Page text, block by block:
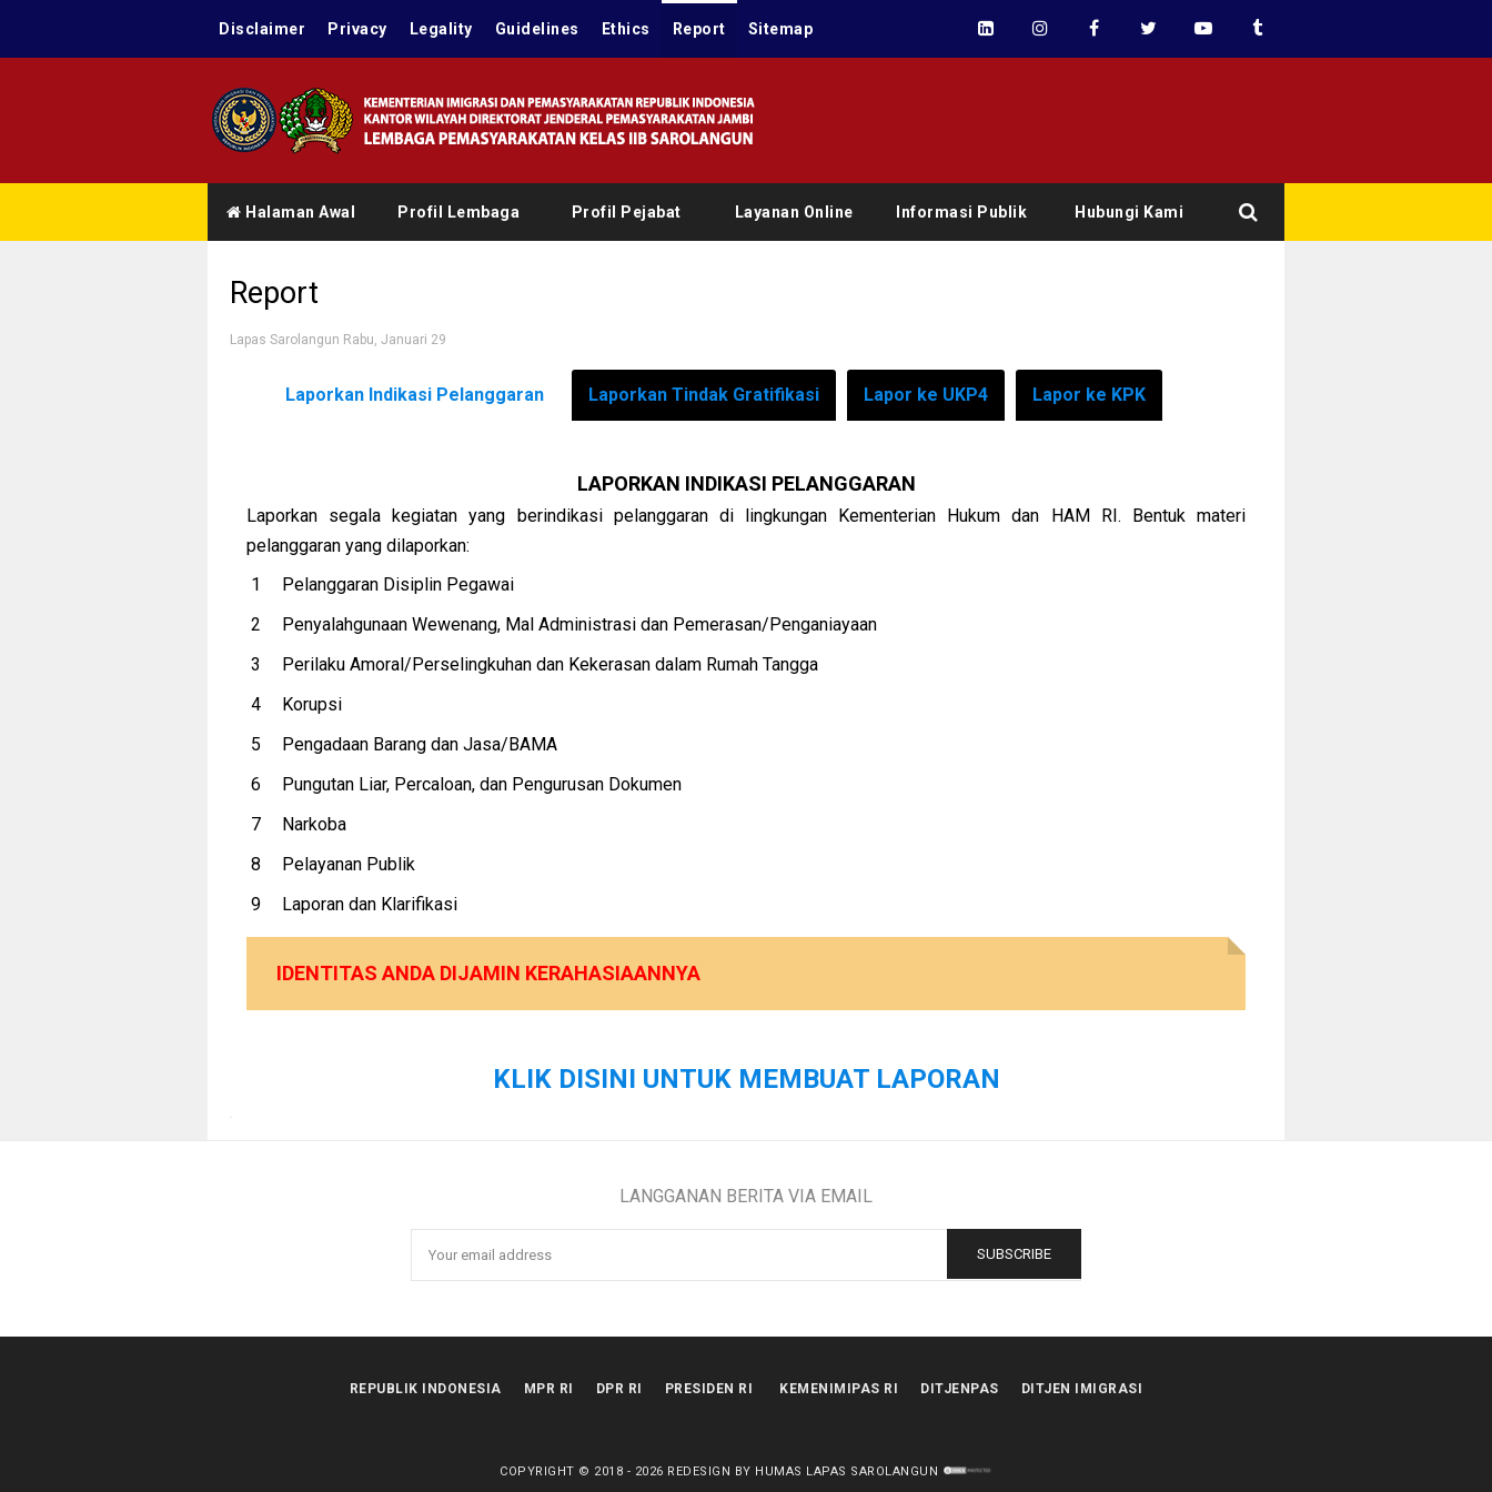
Disclaimer Privacy Legality Guidelines Ethics Report Sitemap
Halaman Awal Profil Lembaga Profil Pejabat Layanan Online Informasi Publik Hubungi Kami
Report
Lapas Sarolangun Rabu, Januari 29
Laporkan Indikasi Pelanggaran Laporkan Tindak Gratifikasi Lapor ke UKP4 Lapor ke KPK
LAPORKAN INDIKASI PELANGGARAN
Laporkan segala kegiatan yang berindikasi pelanggaran di lingkungan Kementerian Hukum dan HAM RI. Bentuk materi
pelanggaran yang dilaporkan:
Pelanggaran Disiplin Pegawai
Penyalahgunaan Wewenang, Mal Administrasi dan Pemerasan/Penganiayaan
Perilaku Amoral/Perselingkuhan dan Kekerasan dalam Rumah Tangga
Korupsi
Pengadaan Barang dan Jasa/BAMA
Pungutan Liar, Percaloan, dan Pengurusan Dokumen
Narkoba
Pelayanan Publik
Laporan dan Klarifikasi
IDENTITAS ANDA DIJAMIN KERAHASIAANNYA
KLIK DISINI UNTUK MEMBUAT LAPORAN
LANGGANAN BERITA VIA EMAIL
REPUBLIK INDONESIA MPR RI DPR RI PRESIDEN RI KEMENIMIPAS RI DITJENPAS DITJEN IMIGRASI
COPYRIGHT © 2018 - 2026 REDESIGN BY HUMAS LAPAS SAROLANGUN